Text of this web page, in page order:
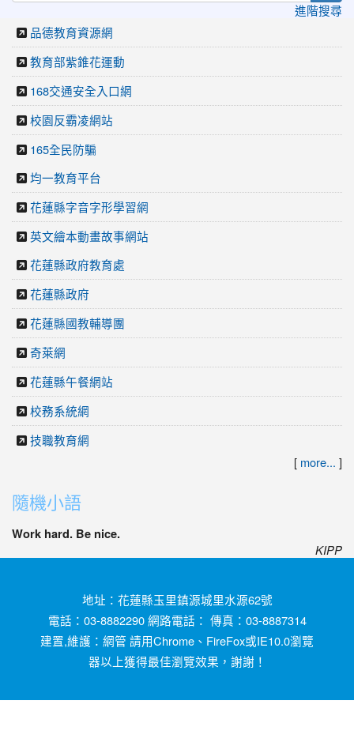
進階搜尋
品德教育資源網
教育部紫錐花運動
168交通安全入口網
校園反霸凌網站
165全民防騙
均一教育平台
花蓮縣字音字形學習網
英文繪本動畫故事網站
花蓮縣政府教育處
花蓮縣政府
花蓮縣國教輔導團
奇萊網
花蓮縣午餐網站
校務系統網
技職教育網
[ more... ]
隨機小語
Work hard. Be nice.
KIPP
地址：花蓮縣玉里鎮源城里水源62號
電話：03-8882290 網路電話： 傳真：03-8887314
建置,維護： 網管 請用Chrome 、 FireFox或IE10.0瀏覽
器以上獲得最佳瀏覽效果，謝謝！